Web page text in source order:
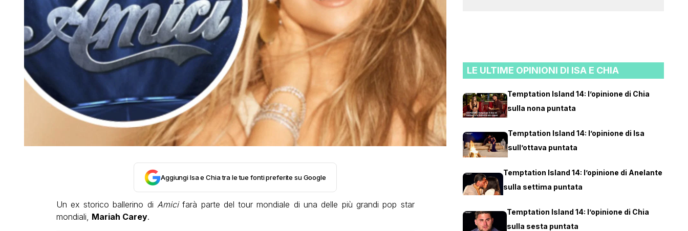
Aggiungi Isa e Chia tra le tue fonti preferite su Google
Un ex storico ballerino di Amicifarà parte del tour mondiale di una delle più grandi pop star
mondiali, Mariah Carey.
LE ULTIME OPINIONI DI ISA E CHIA
Temptation Island 14: l’opinione di Chia
sulla nona puntata
Temptation Island 14: l’opinione di Isa
sull’ottava puntata
Temptation Island 14: l’opinione di Anelante
sulla settima puntata
Temptation Island 14: l’opinione di Chia
sulla sesta puntata